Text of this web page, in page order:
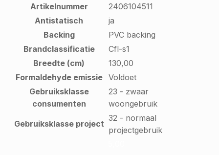
Artikelnummer
2406104511
Antistatisch
ja
Backing
PVC backing
Brandclassificatie
Cfl-s1
Breedte (cm)
130,00
Formaldehyde emissie
Voldoet
Gebruiksklasse
consumenten
23 - zwaar
woongebruik
Gebruiksklasse project
32 - normaal
projectgebruik